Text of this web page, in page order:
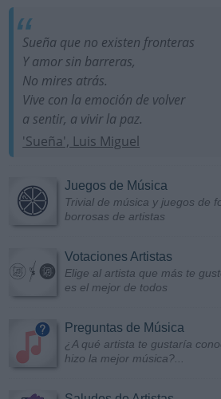
Sueña que no existen fronteras
Y amor sin barreras,
No mires atrás.
Vive con la emoción de volver
a sentir, a vivir la paz.
'Sueña', Luis Miguel
Juegos de Música
Trivial de música y juegos de
borrosas de artistas
Votaciones Artistas
Elige al artista que más te
es el mejor de todos
Preguntas de Música
¿A qué artista te gustaría
hizo la mejor música?...